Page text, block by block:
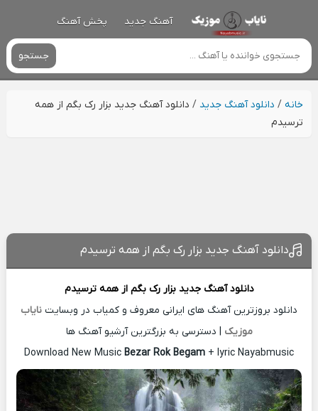
آهنگ جدید پخش آهنگ
جستجو
خانه/ دانلود آهنگ جدید / دانلود آهنگ جدید بزار رک بگم از همه
ترسیدم
دانلود آهنگ جدید بزار رک بگم از همه ترسیدم
دانلود آهنگ جدید بزار رک بگم از همه ترسیدم
دانلود بروزترین آهنگ های ایرانی معروف و کمیاب در وبسایت نایاب
موزیک | دسترسی به بزرگترین آرشیو آهنگ ها
Download New Music Bezar Rok Begam + lyric Nayabmusic